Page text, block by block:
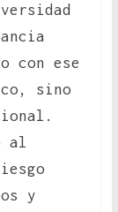
con ese
sino
al
y